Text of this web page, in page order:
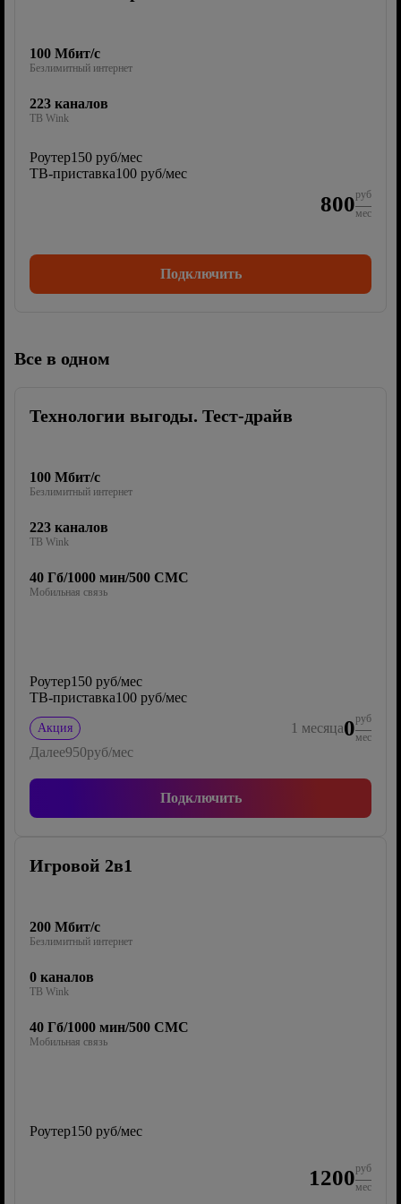
100 Мбит/с
Безлимитный интернет
223 каналов
ТВ Wink
Роутер150 руб/мес
ТВ-приставка100 руб/мес
800руб
мес
Подключить
Все в одном
Технологии выгоды. Тест-драйв
100 Мбит/с
Безлимитный интернет
223 каналов
ТВ Wink
40 Гб/1000 мин/500 СМС
Мобильная связь
Роутер150 руб/мес
ТВ-приставка100 руб/мес
Акция 1 месяца0руб
мес
Далее950руб/мес
Подключить
Игровой 2в1
200 Мбит/с
Безлимитный интернет
0 каналов
ТВ Wink
40 Гб/1000 мин/500 СМС
Мобильная связь
Роутер150 руб/мес
1200руб
мес